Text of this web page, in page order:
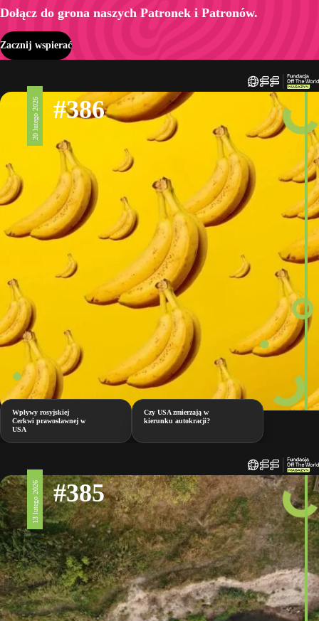
Dołącz do grona naszych Patronek i Patronów.
Zacznij wspierać
20 lutego 2026 #386
Wpływy rosyjskiej
Cerkwi prawosławnej w
USA
Czy USA zmierzają w
kierunku autokracji?
13 lutego 2026 #385